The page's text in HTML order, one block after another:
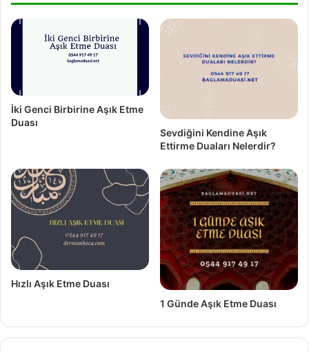
İki Genci Birbirine Aşık Etme
Duası
Sevdiğini Kendine Aşık
Ettirme Duaları Nelerdir?
Hızlı Aşık Etme Duası
1 Günde Aşık Etme Duası